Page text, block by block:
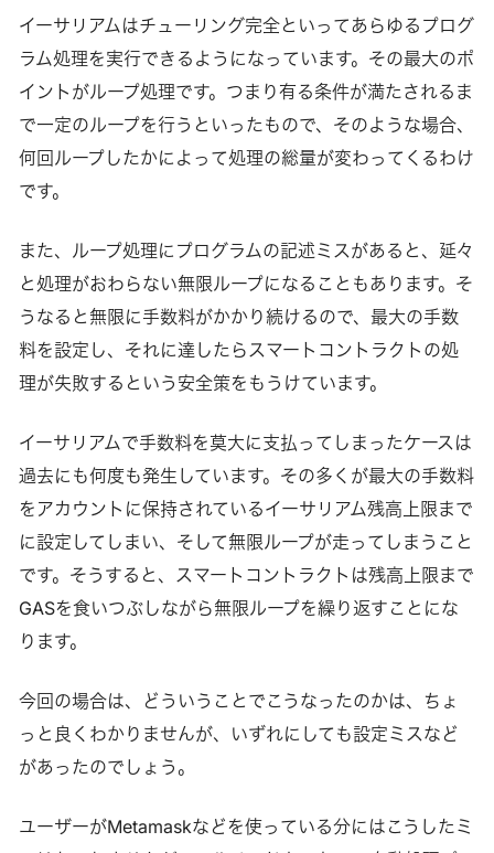
イーサリアムはチューリング完全といってあらゆるプログ
ラム処理を実行できるようになっています。その最大のポ
イントがループ処理です。つまり有る条件が満たされるま
で一定のループを行うといったもので、そのような場合、
何回ループしたかによって処理の総量が変わってくるわけ
です。
また、ループ処理にプログラムの記述ミスがあると、延々
と処理がおわらない無限ループになることもあります。そ
うなると無限に手数料がかかり続けるので、最大の手数
料を設定し、それに達したらスマートコントラクトの処
理が失敗するという安全策をもうけています。
イーサリアムで手数料を莫大に支払ってしまったケースは
過去にも何度も発生しています。その多くが最大の手数料
をアカウントに保持されているイーサリアム残高上限まで
に設定してしまい、そして無限ループが走ってしまうこと
です。そうすると、スマートコントラクトは残高上限まで
GASを食いつぶしながら無限ループを繰り返すことにな
ります。
今回の場合は、どういうことでこうなったのかは、ちょ
っと良くわかりませんが、いずれにしても設定ミスなど
があったのでしょう。
ユーザーがMetamaskなどを使っている分にはこうしたミ